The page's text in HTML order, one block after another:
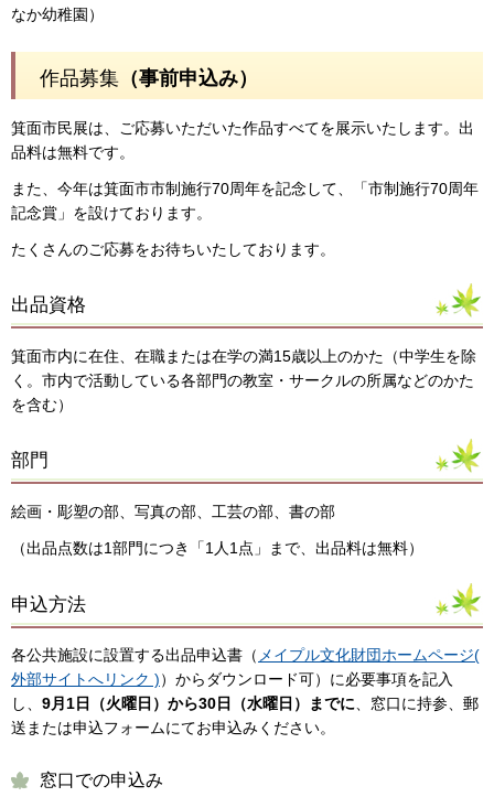
なか幼稚園）
作品募集 （事前申込み）
箕面市民展は、ご応募いただいた作品すべてを展示いたします。出
品料は無料です。
また、今年は箕面市市制施行70周年を記念して、「市制施行70周年
記念賞」を設けております。
たくさんのご応募をお待ちいたしております。
出品資格
箕面市内に在住、在職または在学の満15歳以上のかた（中学生を除
く。市内で活動している各部門の教室・サークルの所属などのかた
を含む）
部門
絵画・彫塑の部、写真の部、工芸の部、書の部
（出品点数は1部門につき「1人1点」まで、出品料は無料）
申込方法
各公共施設に設置する出品申込書（ メイプル文化財団ホームページ(
外部サイトへリンク )）からダウンロード可）に必要事項を記入
し、 9月1日（火曜日）から30日（水曜日）までに 、窓口に持参、郵
送または申込フォームにてお申込みください。
窓口での申込み